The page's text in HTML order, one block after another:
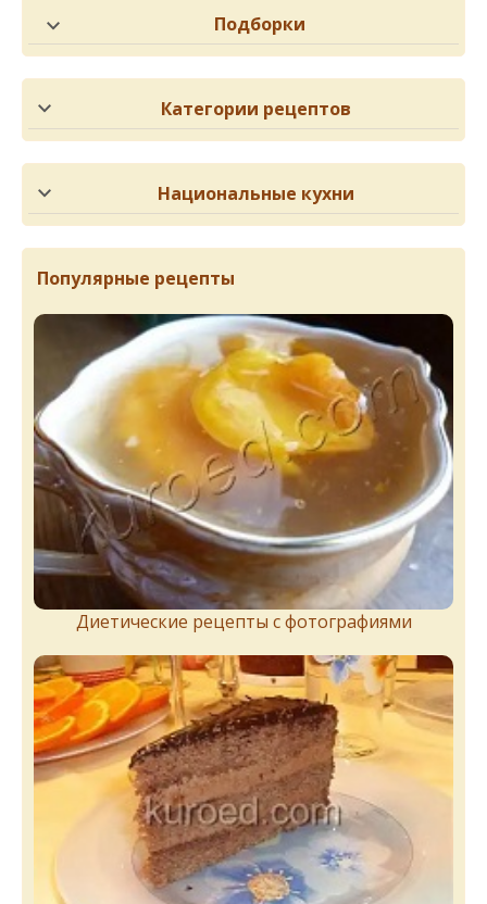
Подборки
Категории рецептов
Национальные кухни
Популярные рецепты
Диетические рецепты с фотографиями